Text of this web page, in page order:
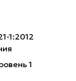
1:2012
1